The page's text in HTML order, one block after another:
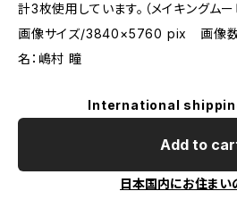
計3枚使用しています。（メイキングムー
画像サイズ/3840×5760 pix 画像
名：嶋村 瞳
International
Add to
日本国内にお住まい